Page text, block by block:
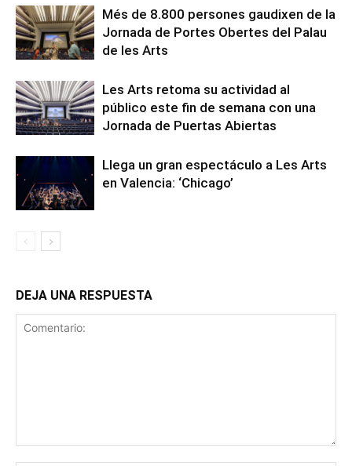
Més de 8.800 persones gaudixen de la
Jornada de Portes Obertes del Palau
de les Arts
Les Arts retoma su actividad al
público este fin de semana con una
Jornada de Puertas Abiertas
Llega un gran espectáculo a Les Arts
en Valencia: ‘Chicago’
DEJA UNA RESPUESTA